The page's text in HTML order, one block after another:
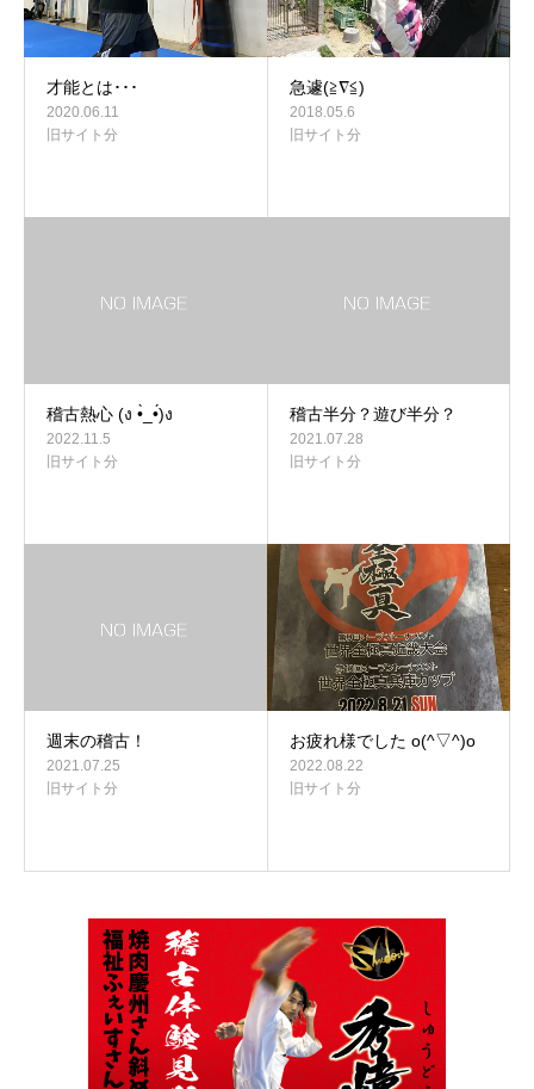
才能とは･･･
2020.06.11
旧サイト分
急遽(≧∇≦)
2018.05.6
旧サイト分
稽古熱心 (ง •̀_•́)ง
2022.11.5
旧サイト分
稽古半分？遊び半分？
2021.07.28
旧サイト分
週末の稽古！
2021.07.25
旧サイト分
お疲れ様でした o(^▽^)o
2022.08.22
旧サイト分